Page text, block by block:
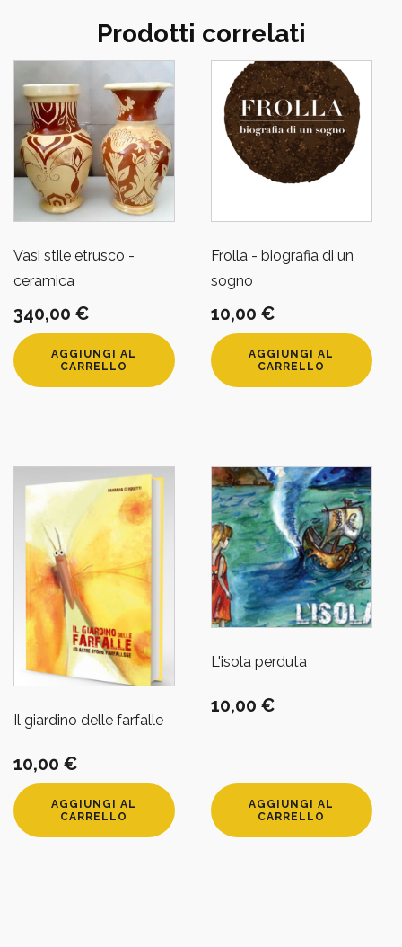
Prodotti correlati
Vasi stile etrusco -
ceramica
340,00 €
AGGIUNGI AL
CARRELLO
Frolla - biografia di un
sogno
10,00 €
AGGIUNGI AL
CARRELLO
Il giardino delle farfalle
10,00 €
AGGIUNGI AL
CARRELLO
L'isola perduta
10,00 €
AGGIUNGI AL
CARRELLO